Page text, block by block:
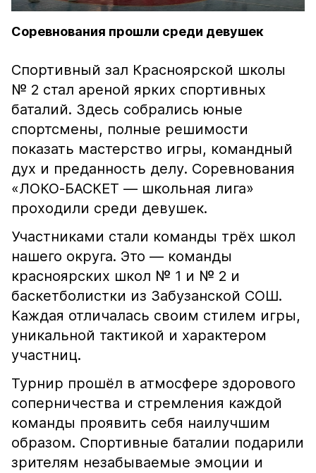
Соревнования прошли среди девушек
Спортивный зал Красноярской школы
№ 2 стал ареной ярких спортивных
баталий. Здесь собрались юные
спортсмены, полные решимости
показать мастерство игры, командный
дух и преданность делу. Соревнования
«ЛОКО-БАСКЕТ — школьная лига»
проходили среди девушек.
Участниками стали команды трёх школ
нашего округа. Это — команды
красноярских школ № 1 и № 2 и
баскетболистки из Забузанской СОШ.
Каждая отличалась своим стилем игры,
уникальной тактикой и характером
участниц.
Турнир прошёл в атмосфере здорового
соперничества и стремления каждой
команды проявить себя наилучшим
образом. Спортивные баталии подарили
зрителям незабываемые эмоции и